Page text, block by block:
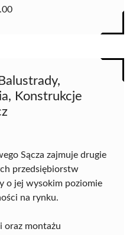
Konstrukcje
Sącza zajmuje drugie
przedsiębiorstw
o jej wysokim poziomie
na rynku.
oraz montażu